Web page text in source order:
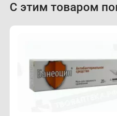
С этим товаром